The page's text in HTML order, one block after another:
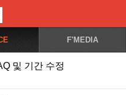
F'MEDIA
및 기간 수정